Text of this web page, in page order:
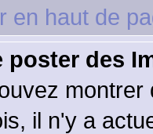
en haut de
poster des
il n'y a